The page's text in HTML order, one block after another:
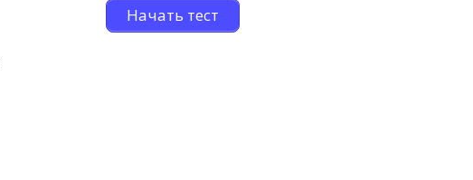
Начать тест